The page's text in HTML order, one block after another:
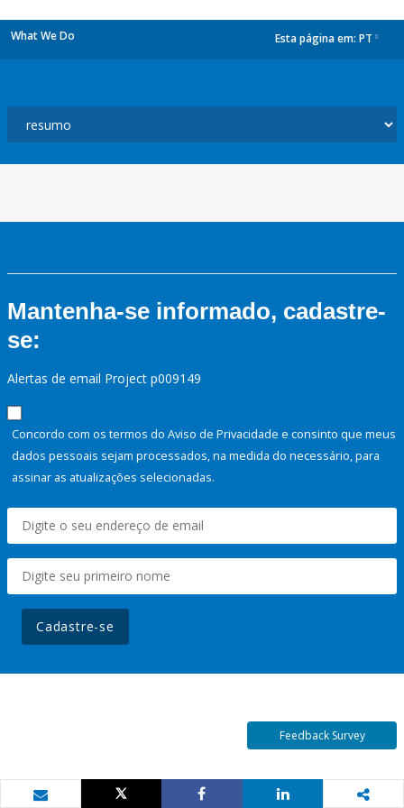
What We Do Esta página em: PT
Mantenha-se informado, cadastre-
se:
Alertas de email Project p009149
Concordo com os termos do Aviso de Privacidade e consinto que meus
dados pessoais sejam processados, na medida do necessário, para
assinar as atualizações selecionadas.
Cadastre-se
Feedback Survey